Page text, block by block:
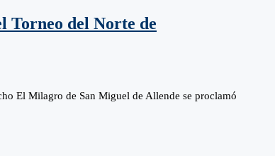
Torneo del Norte de
El Milagro de San Miguel de Allende se proclamó